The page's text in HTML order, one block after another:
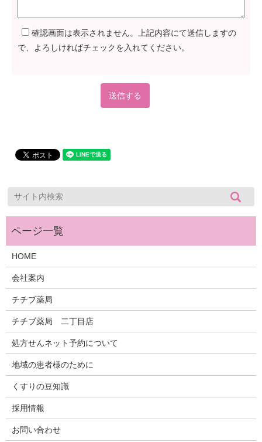
確認画面は表示されません。上記内容にて送信しますの
で、よろしければチェックを入れてください。
HOME
会社案内
チチブ薬局
チチブ薬局 二丁目店
処方せんネット予約について
地域の患者様のために
くすりの豆知識
採用情報
お問い合わせ